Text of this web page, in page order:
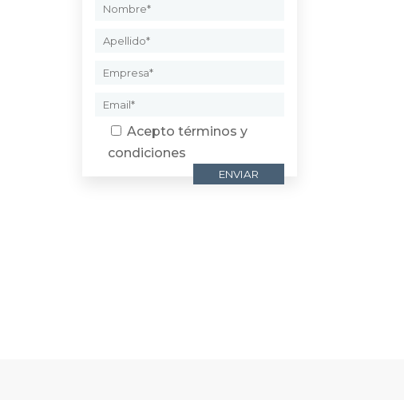
Acepto términos y
condiciones